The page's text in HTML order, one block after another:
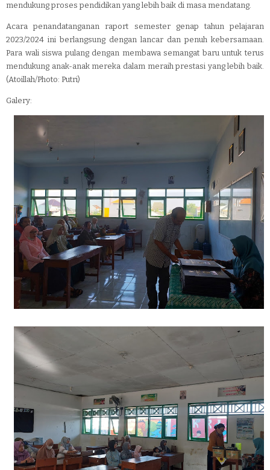
mendukung proses pendidikan yang lebih baik di masa mendatang.
Acara penandatanganan raport semester genap tahun pelajaran
2023/2024 ini berlangsung dengan lancar dan penuh kebersamaan.
Para wali siswa pulang dengan membawa semangat baru untuk terus
mendukung anak-anak mereka dalam meraih prestasi yang lebih baik.
(Atoillah/Photo: Putri)
Galery: